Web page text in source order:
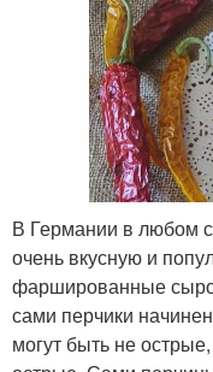
В Германии в любом
очень вкусную и
фаршированные
сами перчики
могут быть не